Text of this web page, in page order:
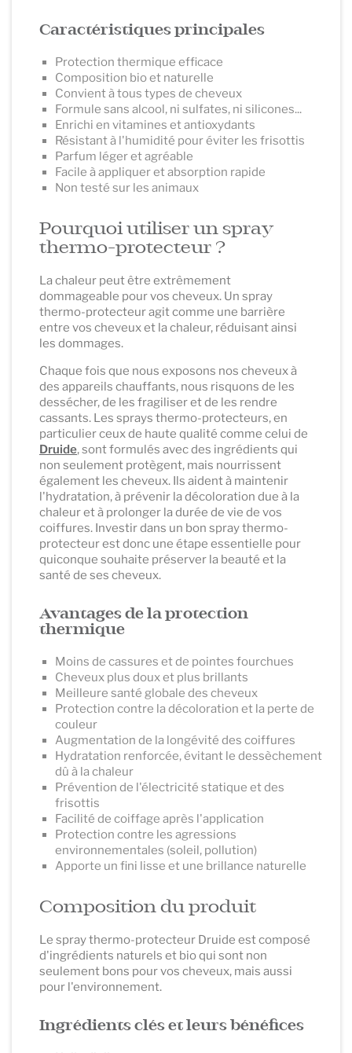
Caractéristiques principales
Protection thermique efficace
Composition bio et naturelle
Convient à tous types de cheveux
Formule sans alcool, ni sulfates, ni silicones...
Enrichi en vitamines et antioxydants
Résistant à l'humidité pour éviter les frisottis
Parfum léger et agréable
Facile à appliquer et absorption rapide
Non testé sur les animaux
Pourquoi utiliser un spray
thermo-protecteur ?
La chaleur peut être extrêmement
dommageable pour vos cheveux. Un spray
thermo-protecteur agit comme une barrière
entre vos cheveux et la chaleur, réduisant ainsi
les dommages.
Chaque fois que nous exposons nos cheveux à
des appareils chauffants, nous risquons de les
dessécher, de les fragiliser et de les rendre
cassants. Les sprays thermo-protecteurs, en
particulier ceux de haute qualité comme celui de
Druide, sont formulés avec des ingrédients qui
non seulement protègent, mais nourrissent
également les cheveux. Ils aident à maintenir
l'hydratation, à prévenir la décoloration due à la
chaleur et à prolonger la durée de vie de vos
coiffures. Investir dans un bon spray thermo-
protecteur est donc une étape essentielle pour
quiconque souhaite préserver la beauté et la
santé de ses cheveux.
Avantages de la protection
thermique
Moins de cassures et de pointes fourchues
Cheveux plus doux et plus brillants
Meilleure santé globale des cheveux
Protection contre la décoloration et la perte de
couleur
Augmentation de la longévité des coiffures
Hydratation renforcée, évitant le dessèchement
dû à la chaleur
Prévention de l'électricité statique et des
frisottis
Facilité de coiffage après l'application
Protection contre les agressions
environnementales (soleil, pollution)
Apporte un fini lisse et une brillance naturelle
Composition du produit
Le spray thermo-protecteur Druide est composé
d'ingrédients naturels et bio qui sont non
seulement bons pour vos cheveux, mais aussi
pour l'environnement.
Ingrédients clés et leurs bénéfices